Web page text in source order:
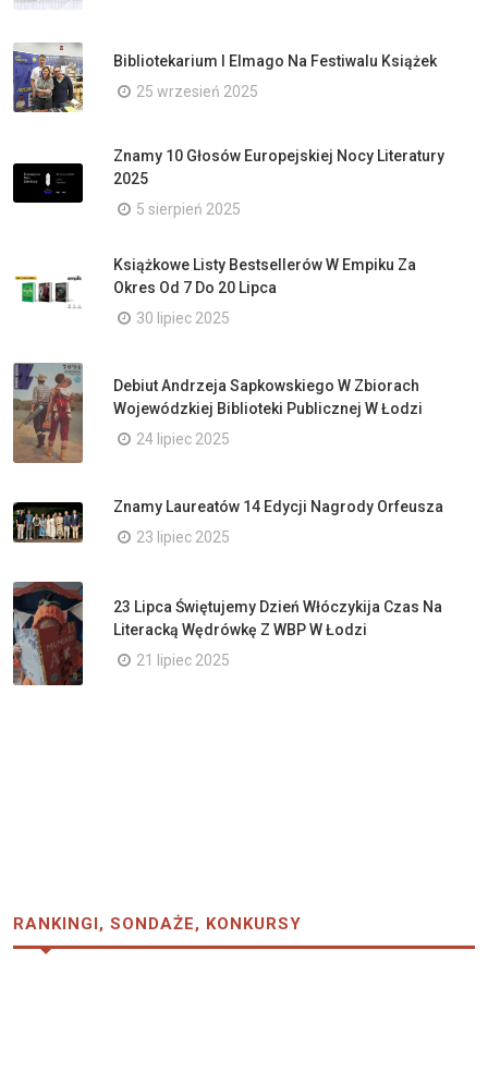
Bibliotekarium I Elmago Na Festiwalu Książek
25 wrzesień 2025
Znamy 10 Głosów Europejskiej Nocy Literatury
2025
5 sierpień 2025
Książkowe Listy Bestsellerów W Empiku Za
Okres Od 7 Do 20 Lipca
30 lipiec 2025
Debiut Andrzeja Sapkowskiego W Zbiorach
Wojewódzkiej Biblioteki Publicznej W Łodzi
24 lipiec 2025
Znamy Laureatów 14 Edycji Nagrody Orfeusza
23 lipiec 2025
23 Lipca Świętujemy Dzień Włóczykija Czas Na
Literacką Wędrówkę Z WBP W Łodzi
21 lipiec 2025
RANKINGI, SONDAŻE, KONKURSY